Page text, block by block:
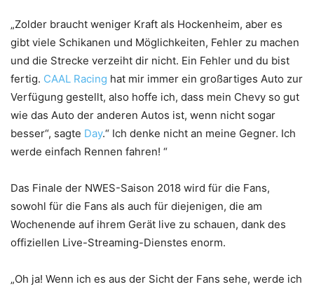
„Zolder braucht weniger Kraft als Hockenheim, aber es
gibt viele Schikanen und Möglichkeiten, Fehler zu machen
und die Strecke verzeiht dir nicht. Ein Fehler und du bist
fertig. CAAL Racing hat mir immer ein großartiges Auto zur
Verfügung gestellt, also hoffe ich, dass mein Chevy so gut
wie das Auto der anderen Autos ist, wenn nicht sogar
besser“, sagte Day.“ Ich denke nicht an meine Gegner. Ich
werde einfach Rennen fahren! “
Das Finale der NWES-Saison 2018 wird für die Fans,
sowohl für die Fans als auch für diejenigen, die am
Wochenende auf ihrem Gerät live zu schauen, dank des
offiziellen Live-Streaming-Dienstes enorm.
„Oh ja! Wenn ich es aus der Sicht der Fans sehe, werde ich